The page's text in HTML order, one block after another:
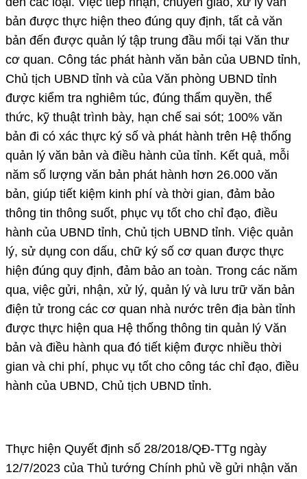
bản được thực hiện theo đúng quy định, tất cả văn
bản đến được quản lý tập trung đầu mối tại Văn thư
cơ quan. Công tác phát hành văn bản của UBND tỉnh,
Chủ tịch UBND tỉnh và của Văn phòng UBND tỉnh
được kiểm tra nghiêm túc, đúng thẩm quyền, thể
thức, kỹ thuật trình bày, hạn chế sai sót; 100% văn
bản đi có xác thực ký số và phát hành trên Hệ thống
quản lý văn bản và điều hành của tỉnh. Kết quả, mỗi
năm số lượng văn bản phát hành hơn 26.000 văn
bản, giúp tiết kiệm kinh phí và thời gian, đảm bảo
thông tin thông suốt, phục vụ tốt cho chỉ đạo, điều
hành của UBND tỉnh, Chủ tịch UBND tỉnh. Việc quản
lý, sử dụng con dấu, chữ ký số cơ quan được thực
hiện đúng quy định, đảm bảo an toàn. Trong các năm
qua, việc gửi, nhận, xử lý, quản lý và lưu trữ văn bản
điện tử trong các cơ quan nhà nước trên địa bàn tỉnh
được thực hiện qua Hệ thống thông tin quản lý Văn
bản và điều hành qua đó tiết kiệm được nhiều thời
gian và chi phí, phục vụ tốt cho công tác chỉ đạo, điều
hành của UBND, Chủ tịch UBND tỉnh.
Thực hiện Quyết định số 28/2018/QĐ-TTg ngày
12/7/2023 của Thủ tướng Chính phủ về gửi nhận văn